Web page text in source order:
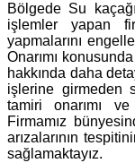
Bölgede Su
işlemler yapan
yapmalarını
Onarımı
hakkında daha
işlerine girmeden
tamiri onarımı ve
Firmamız
arızalarının
sağlamaktayız.